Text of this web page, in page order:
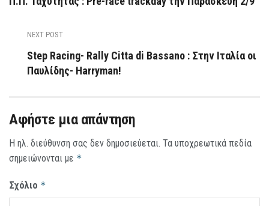
NEXT POST
Step Racing- Rally Citta di Bassano : Στην Ιταλία οι
Παυλίδης- Harryman!
Αφήστε μια απάντηση
Η ηλ. διεύθυνση σας δεν δημοσιεύεται. Τα υποχρεωτικά πεδία
σημειώνονται με *
Σχόλιο *